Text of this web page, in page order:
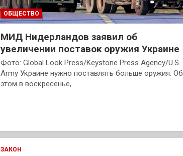
ОБЩЕСТВО
МИД Нидерландов заявил об
увеличении поставок оружия Украине
Фото: Global Look Press/Keystone Press Agency/U.S.
Army Украине нужно поставлять больше оружия. Об
этом в воскресенье,…
ЗАКОН